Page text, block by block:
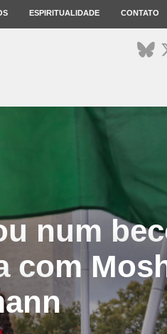
ESPIRITUALIDADE CONTATO
num
com